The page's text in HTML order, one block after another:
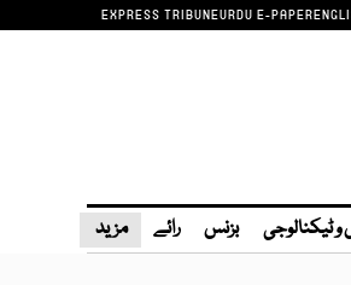
EXPRESS TRIBUNEURDU E-PAPER
ٹیکنالوجی بزنس رائے مزید